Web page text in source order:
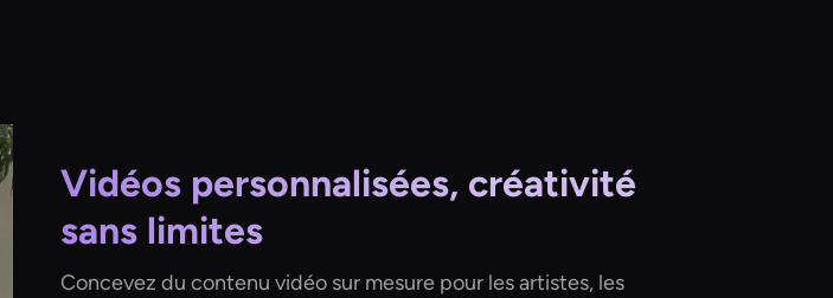
Vidéos personnalisées, créativité
sans limites
Concevez du contenu vidéo sur mesure pour les artistes, les